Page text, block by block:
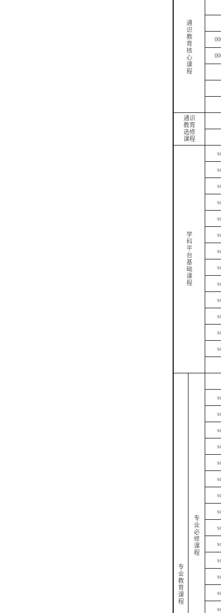
通
识
教
育
核
心
课
程
通识
教育
选修
课程
学
科
平
台
基
础
课
程
专
业
教
育
课
程
专
业
必
修
课
程